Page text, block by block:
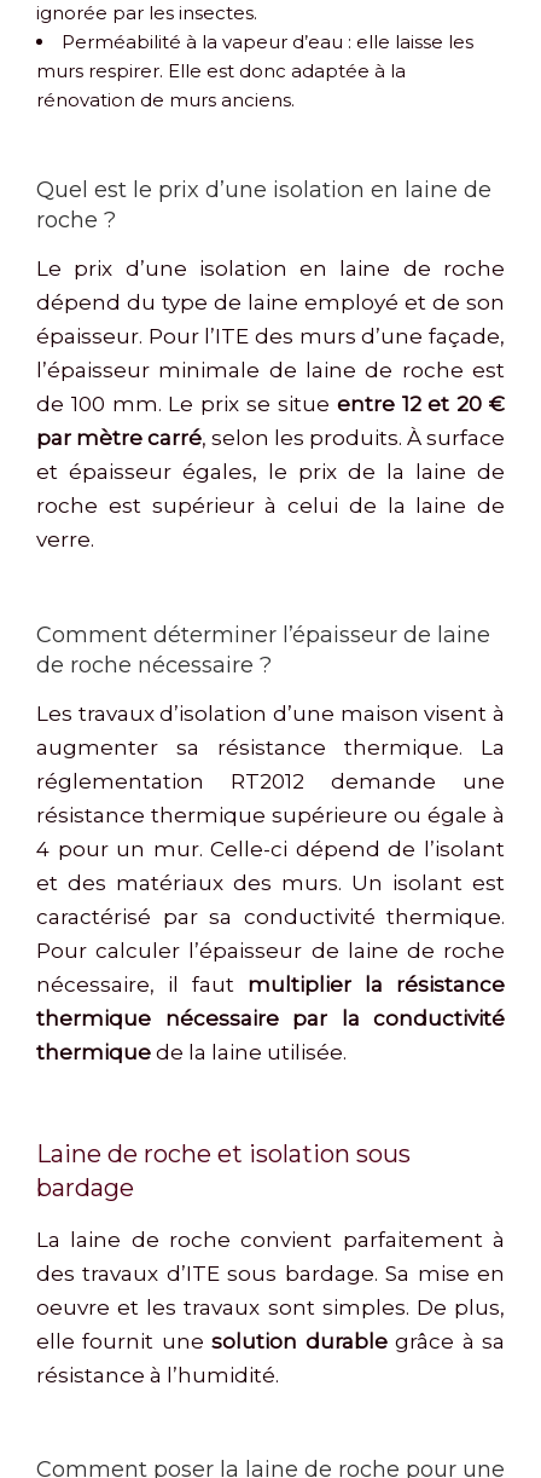
ignorée par les insectes.
Perméabilité à la vapeur d’eau : elle laisse les
murs respirer. Elle est donc adaptée à la
rénovation de murs anciens.
Quel est le prix d’une isolation en laine de
roche ?
Le prix d’une isolation en laine de roche
dépend du type de laine employé et de son
épaisseur. Pour l’ITE des murs d’une façade,
l’épaisseur minimale de laine de roche est
de 100 mm. Le prix se situe entre 12 et 20 €
par mètre carré, selon les produits. À surface
et épaisseur égales, le prix de la laine de
roche est supérieur à celui de la laine de
verre.
Comment déterminer l’épaisseur de laine
de roche nécessaire ?
Les travaux d’isolation d’une maison visent à
augmenter sa résistance thermique. La
réglementation RT2012 demande une
résistance thermique supérieure ou égale à
4 pour un mur. Celle-ci dépend de l’isolant
et des matériaux des murs. Un isolant est
caractérisé par sa conductivité thermique.
Pour calculer l’épaisseur de laine de roche
nécessaire, il faut multiplier la résistance
thermique nécessaire par la conductivité
thermique de la laine utilisée.
Laine de roche et isolation sous
bardage
La laine de roche convient parfaitement à
des travaux d’ITE sous bardage. Sa mise en
oeuvre et les travaux sont simples. De plus,
elle fournit unesolution durablegrâce à sa
résistance à l’humidité.
Comment poser la laine de roche pour une